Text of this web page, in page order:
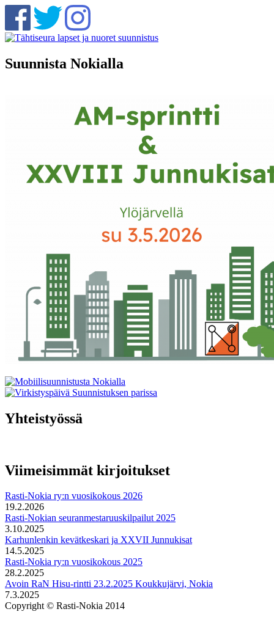
Suunnista Nokialla
Yhteistyössä
Viimeisimmät kirjoitukset
Rasti-Nokia ry:n vuosikokous 2026
19.2.2026
Rasti-Nokian seuranmestaruuskilpailut 2025
3.10.2025
Karhunlenkin kevätkeskari ja XXVII Junnukisat
14.5.2025
Rasti-Nokia ry:n vuosikokous 2025
28.2.2025
Avoin RaN Hisu-rintti 23.2.2025 Koukkujärvi, Nokia
7.3.2025
Copyright © Rasti-Nokia 2014